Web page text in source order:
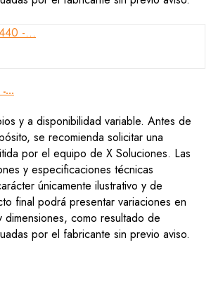
...
y a disponibilidad variable. Antes de
se recomienda solicitar una
por el equipo de X Soluciones. Las
y especificaciones técnicas
únicamente ilustrativo y de
final podrá presentar variaciones en
como resultado de
por el fabricante sin previo aviso.